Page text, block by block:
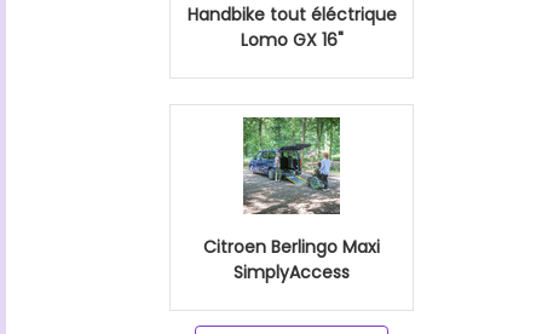
Handbike tout éléctrique
Lomo GX 16"
Citroen Berlingo Maxi
SimplyAccess